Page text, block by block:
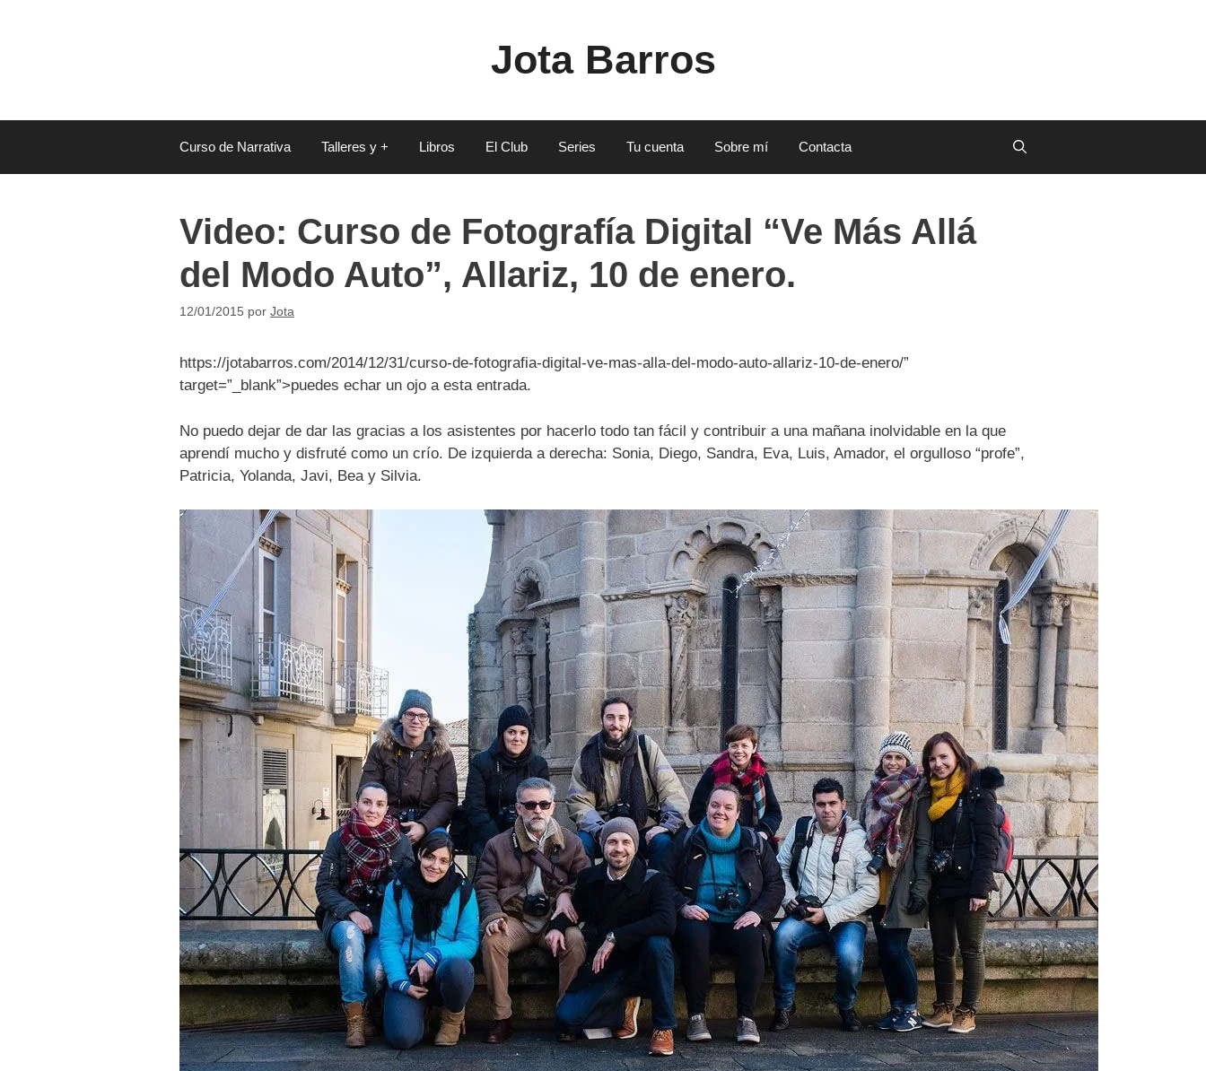
Jota Barros
Curso de Narrativa Talleres y + Libros El Club Series Tu cuenta Sobre mí Contacta
Video: Curso de Fotografía Digital “Ve Más Allá
del Modo Auto”, Allariz, 10 de enero.
12/01/2015 por Jota
https://jotabarros.com/2014/12/31/curso-de-fotografia-digital-ve-mas-alla-del-modo-auto-allariz-10-de-enero/”
target=”_blank”>puedes echar un ojo a esta entrada.
No puedo dejar de dar las gracias a los asistentes por hacerlo todo tan fácil y contribuir a una mañana inolvidable en la que
aprendí mucho y disfruté como un crío. De izquierda a derecha: Sonia, Diego, Sandra, Eva, Luis, Amador, el orgulloso “profe”,
Patricia, Yolanda, Javi, Bea y Silvia.